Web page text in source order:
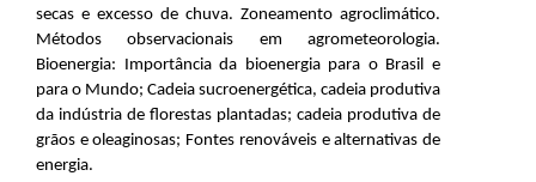
secas e excesso de chuva. Zoneamento agroclimático.
Métodos observacionais em agrometeorologia.
Bioenergia: Importância da bioenergia para o Brasil e
para o Mundo; Cadeia sucroenergética, cadeia produtiva
da indústria de florestas plantadas; cadeia produtiva de
grãos e oleaginosas; Fontes renováveis e alternativas de
energia.